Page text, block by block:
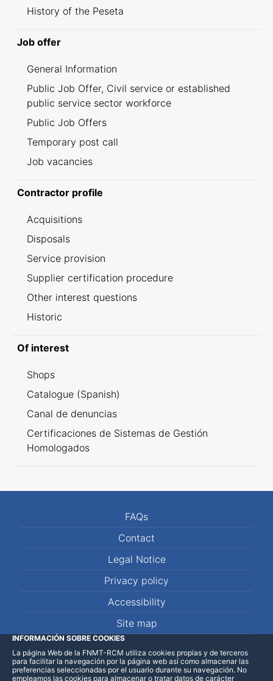
History of the Peseta
Job offer
General Information
Public Job Offer, Civil service or established
public service sector workforce
Public Job Offers
Temporary post call
Job vacancies
Contractor profile
Acquisitions
Disposals
Service provision
Supplier certification procedure
Other interest questions
Historic
Of interest
Shops
Catalogue (Spanish)
Canal de denuncias
Certificaciones de Sistemas de Gestión
Homologados
FAQs
Contact
Legal Notice
Privacy policy
Accessibility
Site map
LinkedInFacebookWhatsApp
INFORMACIÓN SOBRE COOKIES
La página Web de la FNMT-RCM utiliza cookies propias y de terceros
para facilitar la navegación por la página web así como almacenar las
preferencias seleccionadas por el usuario durante su navegación. No
empleamos las cookies para almacenar o tratar datos de carácter